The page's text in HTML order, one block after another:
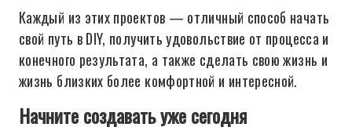
Каждый из этих проектов — отличный способ начать
свой путь в DIY, получить удовольствие от процесса и
конечного результата, а также сделать свою жизнь и
жизнь близких более комфортной и интересной.
Начните создавать уже сегодня